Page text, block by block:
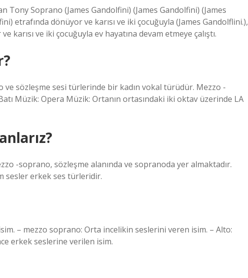
Tony Soprano (James Gandolfini) (James Gandolfini) (James
etrafında dönüyor ve karısı ve iki çocuğuyla (James Gandolflini.),
karısı ve iki çocuğuyla ev hayatına devam etmeye çalıştı.
sözleşme sesi türlerinde bir kadın vokal türüdür. Mezzo -
Müzik: Opera Müzik: Ortanın ortasındaki iki oktav üzerinde LA
-soprano, sözleşme alanında ve sopranoda yer almaktadır.
sesler erkek ses türleridir.
– mezzo soprano: Orta incelikin seslerini veren isim. – Alto:
erkek seslerine verilen isim.